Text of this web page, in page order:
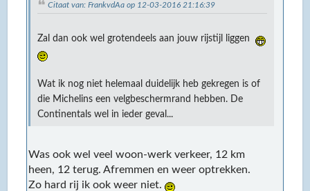
Citaat van: FrankvdAa op 12-03-2016 21:16:39
Zal dan ook wel grotendeels aan jouw rijstijl liggen
Wat ik nog niet helemaal duidelijk heb gekregen is of
die Michelins een velgbeschermrand hebben. De
Continentals wel in ieder geval...
Was ook wel veel woon-werk verkeer, 12 km
heen, 12 terug. Afremmen en weer optrekken.
Zo hard rij ik ook weer niet.